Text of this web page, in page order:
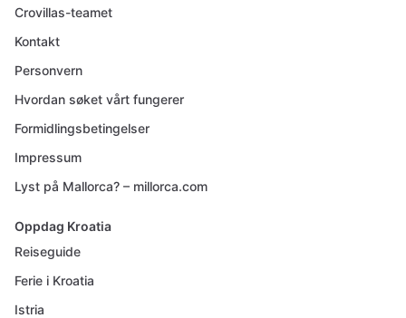
Crovillas-teamet
Kontakt
Personvern
Hvordan søket vårt fungerer
Formidlingsbetingelser
Impressum
Lyst på Mallorca? – millorca.com
Oppdag Kroatia
Reiseguide
Ferie i Kroatia
Istria